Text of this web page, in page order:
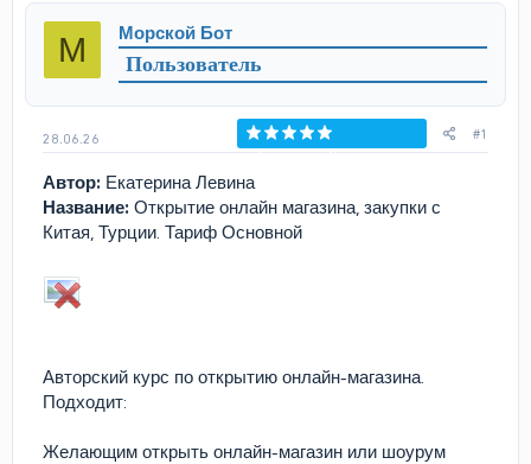
р
е
ы
ч
а
л
а
М Морской Бот
Пользователь
28.06.26
Голосов: 0
#1
Автор: Екатерина Левина
Название: Открытие онлайн магазина, закупки с
Китая, Турции. Тариф Основной
Авторский курс по открытию онлайн-магазина.
Подходит:
Желающим открыть онлайн-магазин или шоурум